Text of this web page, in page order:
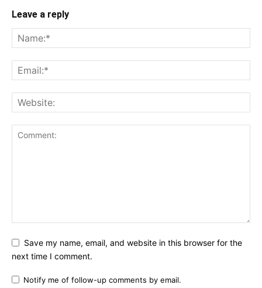
Leave a reply
Save my name, email, and website in this browser for the
next time I comment.
Notify me of follow-up comments by email.